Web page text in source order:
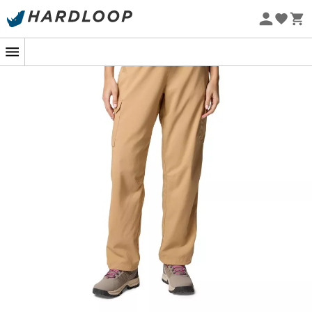
-5% Extra - Kode Summer5
Lad dig blive overrasket af
Columbia Skien Valley
Cargo Pant vandrebukserne til kvinder
udforske de stejle stier i de skandinaviske bjerge eller til
en skovvandring. Disse bukser er designet til dem, der
ønsker at kombinere
komfort og funktionalitet
samtidig med at de er klar til at møde alle de
udfordringer, Moder Natur måtte kaste deres vej.
Takket være den avanceredefugtstyringsteknologi
holderSkien Valley Cargo Pant
og komfortabel, selv når vejret driller. Dens
muliggør hurtig fordampning af sved, en